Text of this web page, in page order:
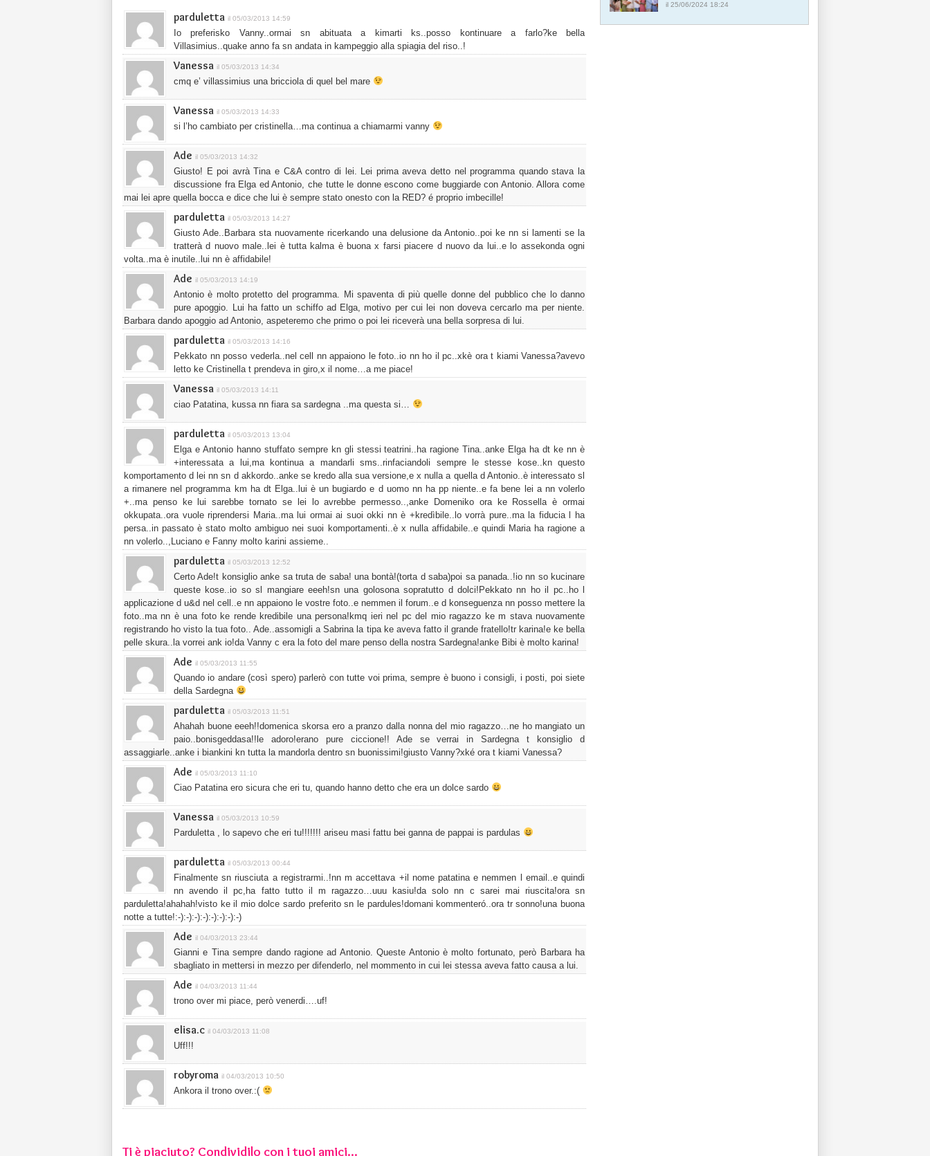
parduletta il 05/03/2013 14:59
Io preferisko Vanny..ormai sn abituata a kimarti ks..posso kontinuare a farlo?ke bella
Villasimius..quake anno fa sn andata in kampeggio alla spiagia del riso..!
Vanessa il 05/03/2013 14:34
cmq e’ villassimius una bricciola di quel bel mare
Vanessa il 05/03/2013 14:33
si l’ho cambiato per cristinella…ma continua a chiamarmi vanny
Ade il 05/03/2013 14:32
Giusto! E poi avrà Tina e C&A contro di lei. Lei prima aveva detto nel programma quando stava la
discussione fra Elga ed Antonio, che tutte le donne escono come buggiarde con Antonio. Allora come
mai lei apre quella bocca e dice che lui è sempre stato onesto con la RED? é proprio imbecille!
parduletta il 05/03/2013 14:27
Giusto Ade..Barbara sta nuovamente ricerkando una delusione da Antonio..poi ke nn si lamenti se la
tratterà d nuovo male..lei è tutta kalma è buona x farsi piacere d nuovo da lui..e lo assekonda ogni
volta..ma è inutile..lui nn è affidabile!
Ade il 05/03/2013 14:19
Antonio è molto protetto del programma. Mi spaventa di più quelle donne del pubblico che lo danno
pure apoggio. Lui ha fatto un schiffo ad Elga, motivo per cui lei non doveva cercarlo ma per niente.
Barbara dando apoggio ad Antonio, aspeteremo che primo o poi lei riceverà una bella sorpresa di lui.
parduletta il 05/03/2013 14:16
Pekkato nn posso vederla..nel cell nn appaiono le foto..io nn ho il pc..xkè ora t kiami Vanessa?avevo
letto ke Cristinella t prendeva in giro,x il nome…a me piace!
Vanessa il 05/03/2013 14:11
ciao Patatina, kussa nn fiara sa sardegna ..ma questa si…
parduletta il 05/03/2013 13:04
Elga e Antonio hanno stuffato sempre kn gli stessi teatrini..ha ragione Tina..anke Elga ha dt ke nn è
+interessata a lui,ma kontinua a mandarli sms..rinfaciandoli sempre le stesse kose..kn questo
komportamento d lei nn sn d akkordo..anke se kredo alla sua versione,e x nulla a quella d Antonio..è interessato sl
a rimanere nel programma km ha dt Elga..lui è un bugiardo e d uomo nn ha pp niente..e fa bene lei a nn volerlo
+..ma penso ke lui sarebbe tornato se lei lo avrebbe permesso..,anke Domeniko ora ke Rossella è ormai
okkupata..ora vuole riprendersi Maria..ma lui ormai ai suoi okki nn è +kredìbile..lo vorrà pure..ma la fiducia l ha
persa..in passato è stato molto ambiguo nei suoi komportamenti..è x nulla affidabile..e quindi Maria ha ragione a
nn volerlo..,Luciano e Fanny molto karini assieme..
parduletta il 05/03/2013 12:52
Certo Ade!t konsiglio anke sa truta de saba! una bontà!(torta d saba)poi sa panada..!io nn so kucinare
queste kose..io so sl mangiare eeeh!sn una golosona sopratutto d dolci!Pekkato nn ho il pc..ho l
applicazione d u&d nel cell..e nn appaiono le vostre foto..e nemmen il forum..e d konseguenza nn posso mettere la
foto..ma nn è una foto ke rende kredibile una persona!kmq ieri nel pc del mio ragazzo ke m stava nuovamente
registrando ho visto la tua foto.. Ade..assomigli a Sabrina la tipa ke aveva fatto il grande fratello!tr karina!e ke bella
pelle skura..la vorrei ank io!da Vanny c era la foto del mare penso della nostra Sardegna!anke Bibi è molto karina!
Ade il 05/03/2013 11:55
Quando io andare (così spero) parlerò con tutte voi prima, sempre è buono i consigli, i posti, poi siete
della Sardegna
parduletta il 05/03/2013 11:51
Ahahah buone eeeh!!domenica skorsa ero a pranzo dalla nonna del mio ragazzo…ne ho mangiato un
paio..bonisgeddasa!!le adoro!erano pure ciccione!! Ade se verrai in Sardegna t konsiglio d
assaggiarle..anke i biankini kn tutta la mandorla dentro sn buonissimi!giusto Vanny?xké ora t kiami Vanessa?
Ade il 05/03/2013 11:10
Ciao Patatina ero sicura che eri tu, quando hanno detto che era un dolce sardo
Vanessa il 05/03/2013 10:59
Parduletta , lo sapevo che eri tu!!!!!!! ariseu masi fattu bei ganna de pappai is pardulas
parduletta il 05/03/2013 00:44
Finalmente sn riusciuta a registrarmi..!nn m accettava +il nome patatina e nemmen l email..e quindi
nn avendo il pc,ha fatto tutto il m ragazzo…uuu kasiu!da solo nn c sarei mai riuscita!ora sn
parduletta!ahahah!visto ke il mio dolce sardo preferito sn le pardules!domani kommenteró..ora tr sonno!una buona
notte a tutte!:-):-):-):-):-):-):-):-)
Ade il 04/03/2013 23:44
Gianni e Tina sempre dando ragione ad Antonio. Queste Antonio è molto fortunato, però Barbara ha
sbagliato in mettersi in mezzo per difenderlo, nel mommento in cui lei stessa aveva fatto causa a lui.
Ade il 04/03/2013 11:44
trono over mi piace, però venerdi….uf!
elisa.c il 04/03/2013 11:08
Uff!!!
robyroma il 04/03/2013 10:50
Ankora il trono over.:(
Ti è piaciuto? Condividilo con i tuoi amici...
il 25/06/2024 18:24